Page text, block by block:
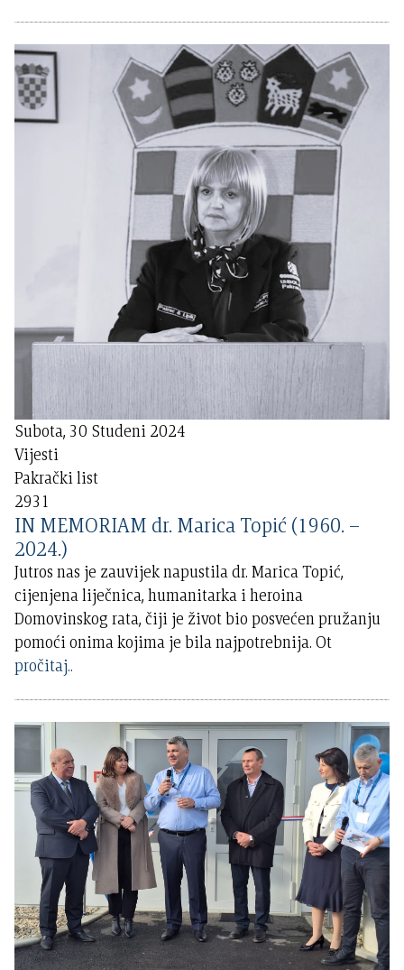
Subota, 30 Studeni 2024
Vijesti
Pakrački list
2931
IN MEMORIAM dr. Marica Topić (1960. –
2024.)
Jutros nas je zauvijek napustila dr. Marica Topić,
cijenjena liječnica, humanitarka i heroina
Domovinskog rata, čiji je život bio posvećen pružanju
pomoći onima kojima je bila najpotrebnija. Ot
pročitaj..